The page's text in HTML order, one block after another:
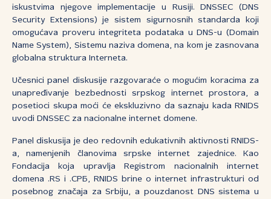
iskustvima njegove implementacije u Rusiji. DNSSEC (DNS
Security Extensions) je sistem sigurnosnih standarda koji
omogućava proveru integriteta podataka u DNS-u (Domain
Name System), Sistemu naziva domena, na kom je zasnovana
globalna struktura Interneta.
Učesnici panel diskusije razgovaraće o mogućim koracima za
unapređivanje bezbednosti srpskog internet prostora, a
posetioci skupa moći će ekskluzivno da saznaju kada RNIDS
uvodi DNSSEC za nacionalne internet domene.
Panel diskusija je deo redovnih edukativnih aktivnosti RNIDS-
a, namenjenih članovima srpske internet zajednice. Kao
Fondacija koja upravlja Registrom nacionalnih internet
domena .RS i .СРБ, RNIDS brine o internet infrastrukturi od
posebnog značaja za Srbiju, a pouzdanost DNS sistema u